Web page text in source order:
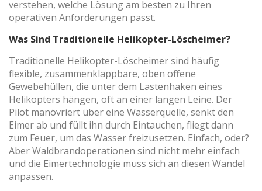
verstehen, welche Lösung am besten zu Ihren
operativen Anforderungen passt.
Was Sind Traditionelle Helikopter-Löscheimer?
Traditionelle Helikopter-Löscheimer sind häufig
flexible, zusammenklappbare, oben offene
Gewebehüllen, die unter dem Lastenhaken eines
Helikopters hängen, oft an einer langen Leine. Der
Pilot manövriert über eine Wasserquelle, senkt den
Eimer ab und füllt ihn durch Eintauchen, fliegt dann
zum Feuer, um das Wasser freizusetzen. Einfach, oder?
Aber Waldbrandoperationen sind nicht mehr einfach
und die Eimertechnologie muss sich an diesen Wandel
anpassen.